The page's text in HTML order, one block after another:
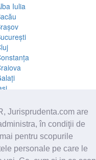
Jurisprudenta.com are
în condiţii de
pentru scopurile
personale pe care le
Iulia